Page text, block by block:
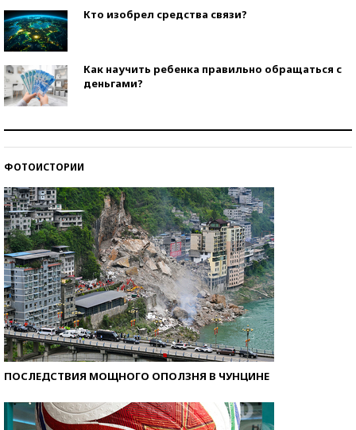
Кто изобрел средства связи?
Как научить ребенка правильно обращаться с
деньгами?
ФОТОИСТОРИИ
ПОСЛЕДСТВИЯ МОЩНОГО ОПОЛЗНЯ В ЧУНЦИНЕ